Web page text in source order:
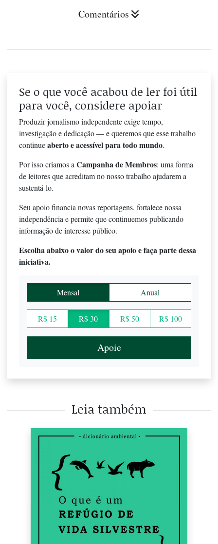
Comentários
Se o que você acabou de ler foi útil
para você, considere apoiar
Produzir jornalismo independente exige tempo,
investigação e dedicação — e queremos que esse trabalho
continueaberto e acessível para todo mundo.
Por isso criamos aCampanha de Membros: uma forma
de leitores que acreditam no nosso trabalho ajudarem a
sustentá-lo.
Seu apoio financia novas reportagens, fortalece nossa
independência e permite que continuemos publicando
informação de interesse público.
Escolha abaixo o valor do seu apoio e faça parte dessa
iniciativa.
Mensal Anual
R$ 15 R$ 30 R$ 50 R$ 100
Apoie
Leia também